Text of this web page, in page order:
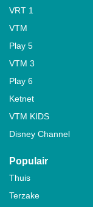
VRT 1
VTM
Play 5
VTM 3
Play 6
Ketnet
VTM KIDS
Disney Channel
Populair
Thuis
Terzake